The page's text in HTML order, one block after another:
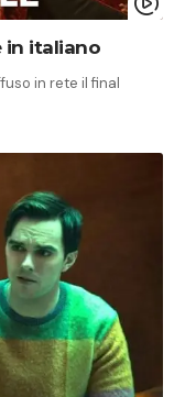
in italiano
in rete il final